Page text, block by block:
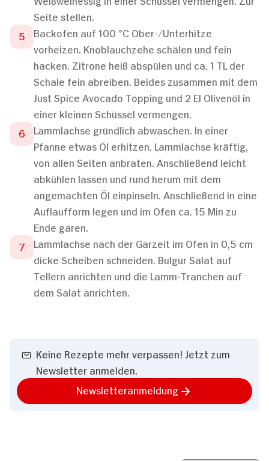
Seite stellen.
Backofen auf 100 °C Ober-/Unterhitze
vorheizen. Knoblauchzehe schälen und fein
hacken. Zitrone heiß abspülen und ca. 1 TL der
Schale fein abreiben. Beides zusammen mit dem
Just Spice Avocado Topping und 2 El Olivenöl in
einer kleinen Schüssel vermengen.
Lammlachse gründlich abwaschen. In einer
Pfanne etwas Öl erhitzen. Lammlachse kräftig,
von allen Seiten anbraten. Anschließend leicht
abkühlen lassen und rund herum mit dem
angemachten Öl einpinseln. Anschließend in eine
Auflaufform legen und im Ofen ca. 15 Min zu
Ende garen.
Lammlachse nach der Garzeit im Ofen in 0,5 cm
dicke Scheiben schneiden. Bulgur Salat auf
Tellern anrichten und die Lamm-Tranchen auf
dem Salat anrichten.
Keine Rezepte mehr verpassen! Jetzt zum
Newsletter anmelden.
Newsletteranmeldung